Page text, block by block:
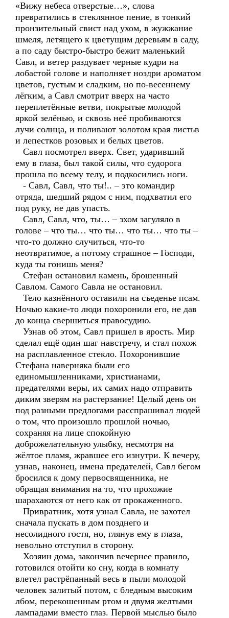
«Вижу небеса отверстые…», слова
превратились в стеклянное пение, в тонкий
пронзительный свист над ухом, в жужжание
шмеля, летящего к цветущим деревьям в саду,
а по саду быстро-быстро бежит маленький
Савл, и ветер раздувает черные кудри на
лобастой голове и наполняет ноздри ароматом
цветов, густым и сладким, но по-весеннему
лёгким, а Савл смотрит вверх на часто
переплетённые ветви, покрытые молодой
яркой зелёнью, и сквозь неё пробиваются
лучи солнца, и поливают золотом края листьв
и лепестков розовых и белых цветов.
Савл посмотрел вверх. Свет, ударивший
ему в глаза, был такой силы, что судорога
прошла по всему телу, и подкосились ноги.
- Савл, Савл, что ты!.. – это командир
отряда, шедший рядом с ним, подхватил его
под руку, не дав упасть.
Савл, Савл, что, ты… – эхом загуляло в
голове – что ты… что ты… что ты… что ты –
что-то должно случиться, что-то
неотвратимое, а потому страшное – Господи,
куда ты гонишь меня?
Стефан остановил камень, брошенный
Савлом. Самого Савла не остановил.
Тело казнённого оставили на съеденье псам.
Ночью какие-то люди похоронили его, не дав
до конца свершиться правосудию.
Узнав об этом, Савл пришел в ярость. Мир
сделал ещё один шаг навстречу, и стал похож
на расплавленное стекло. Похоронившие
Стефана наверняка были его
единомышленниками, христианами,
предателями веры, их самих надо отправить
диким зверям на растерзание! Целый день он
под разными предлогами расспрашивал людей
о том, что произошло прошлой ночью,
сохраняя на лице спокойную
доброжелательную улыбку, несмотря на
жёлтое пламя, жравшее его изнутри. К вечеру,
узнав, наконец, имена предателей, Савл бегом
бросился к дому первосвященника, не
обращая внимания на то, что прохожие
шарахаются от него как от прокаженного.
Привратник, хотя узнал Савла, не захотел
сначала пускать в дом позднего и
несолидного гостя, но, глянув ему в глаза,
невольно отступил в сторону.
Хозяин дома, закончив вечернее правило,
готовился отойти ко сну, когда в комнату
влетел растрёпанный весь в пыли молодой
человек залитый потом, с бледным высоким
лбом, перекошенным ртом и двумя желтыми
лампадами вместо глаз. Первой мыслью было